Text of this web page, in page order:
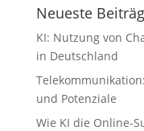
Neueste
KI: Nutzung von
in Deutschland
und Potenziale
Wie KI die Online-